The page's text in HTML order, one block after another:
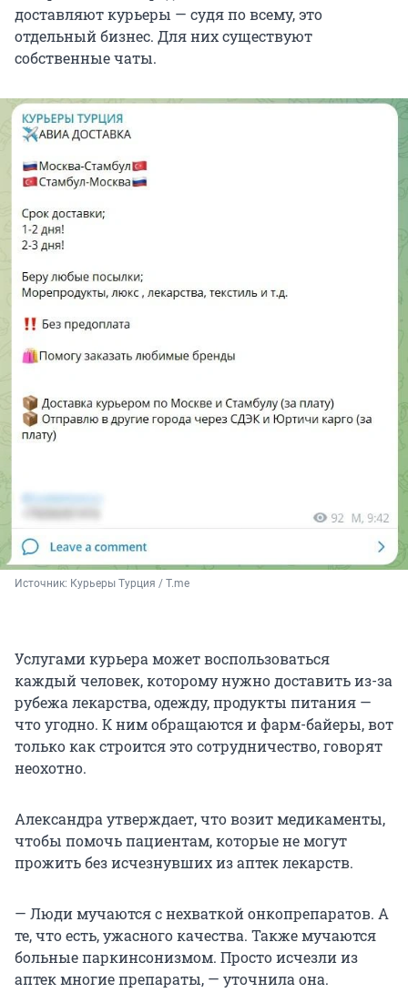
доставляют курьеры — судя по всему, это
отдельный бизнес. Для них существуют
собственные чаты.
Источник: Курьеры Турция / T.me
Услугами курьера может воспользоваться
каждый человек, которому нужно доставить из-за
рубежа лекарства, одежду, продукты питания —
что угодно. К ним обращаются и фарм-байеры, вот
только как строится это сотрудничество, говорят
неохотно.
Александра утверждает, что возит медикаменты,
чтобы помочь пациентам, которые не могут
прожить без исчезнувших из аптек лекарств.
— Люди мучаются с нехваткой онкопрепаратов. А
те, что есть, ужасного качества. Также мучаются
больные паркинсонизмом. Просто исчезли из
аптек многие препараты, — уточнила она.